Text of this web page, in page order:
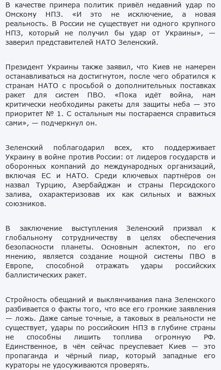
В качестве примера политик привёл недавний удар по
Омскому НПЗ. «И это не исключение, а новая
реальность. В России не существует ни одного крупного
НПЗ, который не получил бы удар от Украины», —
заверил представителей НАТО Зеленский.
Президент Украины также заявил, что Киев не намерен
останавливаться на достигнутом, после чего обратился к
странам НАТО с просьбой о дополнительных поставках
ракет для систем ПВО. «Пока идёт война, нам
критически необходимы ракеты для защиты неба — это
приоритет № 1. С остальным мы постараемся справиться
сами», — подчеркнул он.
Зеленский поблагодарил всех, кто поддерживает
Украину в войне против России: от лидеров государств и
оборонных компаний до международных организаций,
включая ЕС и НАТО. Среди ключевых партнёров он
назвал Турцию, Азербайджан и страны Персидского
залива, охарактеризовав их как сильных и важных
союзников.
В заключение выступления Зеленский призвал к
глобальному сотрудничеству в целях обеспечения
безопасности планеты. Основным аспектом, по его
мнению, является создание мощной системы ПВО в
Европе, способной отражать удары российских
баллистических ракет.
Стройность обещаний и выклянчивания пана Зеленского
разбивается о факты того, что все его громкие заявления
— ложь. Даже самые точные, а таковых в реальности не
существует, удары по российским НПЗ в глубине страны
не способны лишить топлива огромную РФ.
Единственное, в чём сейчас преуспевает Киев — это
пропаганда и чёрный пиар, который западные его
кураторы не удосуживаются проверять.